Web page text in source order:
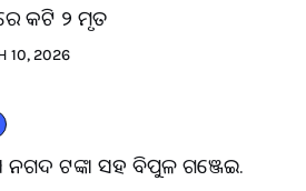
କଟି ୨ ମୃତ
10, 2026
ନଗଦ ଟଙ୍କା ସହ ବିପୁଳ ଗଞ୍ଜେଇ.